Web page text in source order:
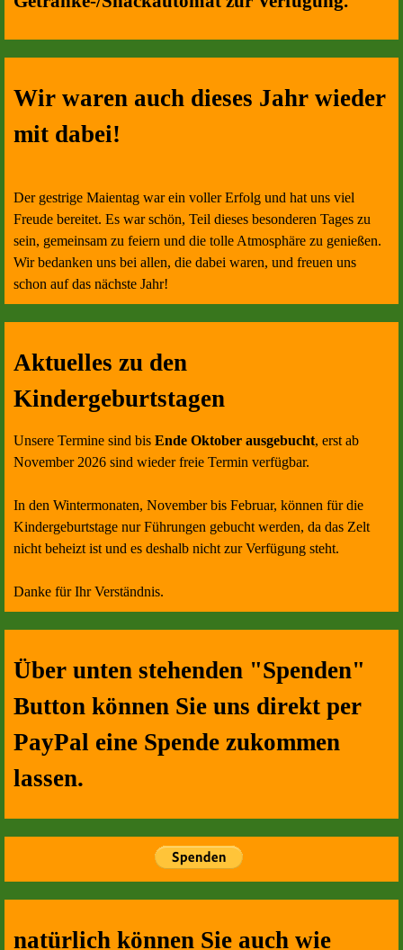
Wir waren auch dieses Jahr wieder
mit dabei!
Der gestrige Maientag war ein voller Erfolg und hat uns viel
Freude bereitet. Es war schön, Teil dieses besonderen Tages zu
sein, gemeinsam zu feiern und die tolle Atmosphäre zu genießen.
Wir bedanken uns bei allen, die dabei waren, und freuen uns
schon auf das nächste Jahr!
Aktuelles zu den
Kindergeburtstagen
Unsere Termine sind bis Ende Oktober ausgebucht, erst ab
November 2026 sind wieder freie Termin verfügbar.
In den Wintermonaten, November bis Februar, können für die
Kindergeburtstage nur Führungen gebucht werden, da das Zelt
nicht beheizt ist und es deshalb nicht zur Verfügung steht.
Danke für Ihr Verständnis.
Über unten stehenden "Spenden"
Button können Sie uns direkt per
PayPal eine Spende zukommen
lassen.
natürlich können Sie auch wie